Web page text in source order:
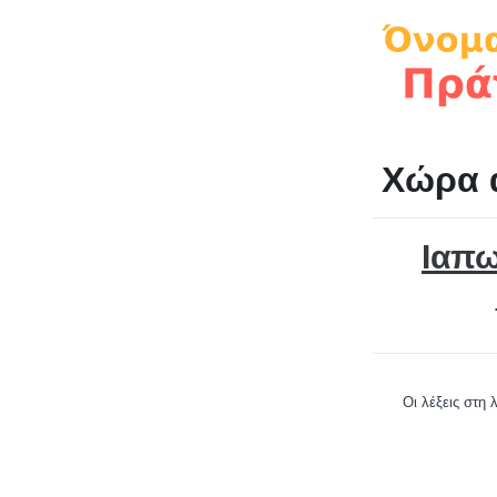
Χώρα
Οι λέξεις στη